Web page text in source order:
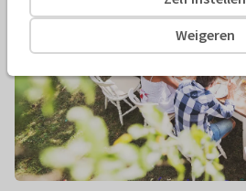
Weigeren